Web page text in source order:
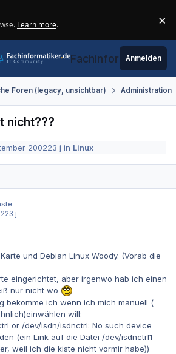
Learn more. ×
Fachinformatiker.de
Anmelden
Foren (legacy, unsichtbar) Administration
nicht???
200223 j in Linux
23 j
und Debian Linux Woody. (Vorab die
eingerichtet, aber irgenwo hab ich einen
nur nicht wo
bekomme ich wenn ich mich manuell (
will:
or /dev/isdn/isdnctrl: No such device
(ein Link auf die Datei /dev/isdnctrl1
weil ich die kiste nicht vormir habe))